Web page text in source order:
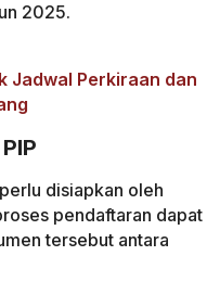
2025.
Jadwal Perkiraan dan
disiapkan oleh
pendaftaran dapat
tersebut antara